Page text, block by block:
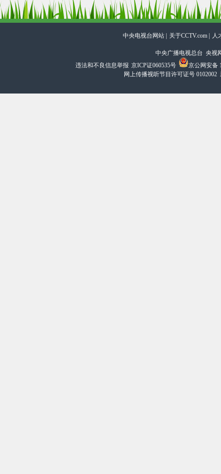
中央电视台网站 关于CCTV.com 人
中央广播电视总台 央视
违法和不良信息举报 京ICP证060535号
京公网安备
网上传播视听节目许可证号 0102002